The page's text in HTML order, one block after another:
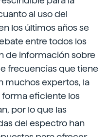
al uso del
los últimos años se
entre todos los
de información sobre
frecuencias que tiene
muchos expertos, la
eficiente los
por lo que las
del espectro han